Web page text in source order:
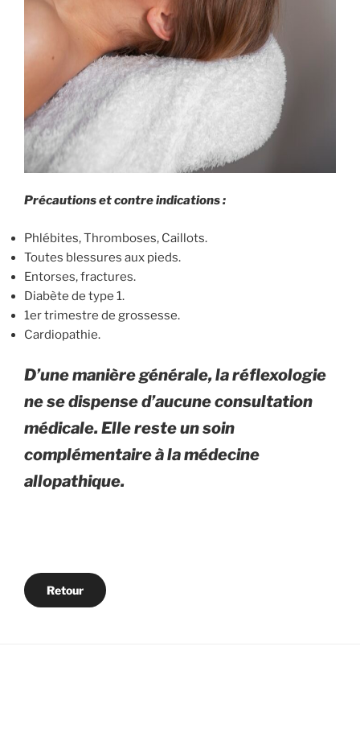
Précautions et contre indications :
Phlébites, Thromboses, Caillots.
Toutes blessures aux pieds.
Entorses, fractures.
Diabète de type 1.
1er trimestre de grossesse.
Cardiopathie.
D’une manière générale, la réflexologie
ne se dispense d’aucune consultation
médicale. Elle reste un soin
complémentaire à la médecine
allopathique.
Retour